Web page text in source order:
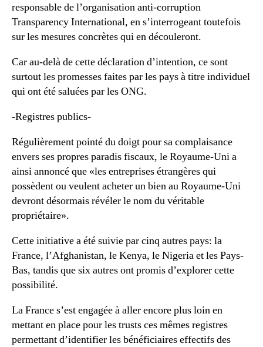
responsable de l’organisation anti-corruption
Transparency International, en s’interrogeant toutefois
sur les mesures concrètes qui en découleront.
Car au-delà de cette déclaration d’intention, ce sont
surtout les promesses faites par les pays à titre individuel
qui ont été saluées par les ONG.
-Registres publics-
Régulièrement pointé du doigt pour sa complaisance
envers ses propres paradis fiscaux, le Royaume-Uni a
ainsi annoncé que «les entreprises étrangères qui
possèdent ou veulent acheter un bien au Royaume-Uni
devront désormais révéler le nom du véritable
propriétaire».
Cette initiative a été suivie par cinq autres pays: la
France, l’Afghanistan, le Kenya, le Nigeria et les Pays-
Bas, tandis que six autres ont promis d’explorer cette
possibilité.
La France s’est engagée à aller encore plus loin en
mettant en place pour les trusts ces mêmes registres
permettant d’identifier les bénéficiaires effectifs des